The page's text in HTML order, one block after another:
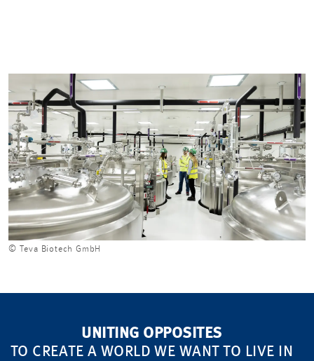
© Teva Biotech GmbH
UNITING OPPOSITES
TO CREATE A WORLD WE WANT TO LIVE IN